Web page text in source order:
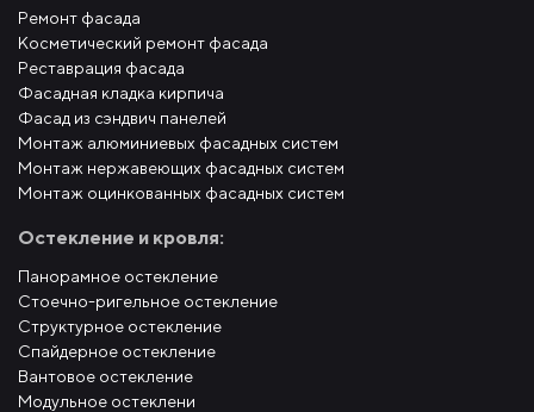
Ремонт фасада
Косметический ремонт фасада
Реставрация фасада
Фасадная кладка кирпича
Фасад из сэндвич панелей
Монтаж алюминиевых фасадных систем
Монтаж нержавеющих фасадных систем
Монтаж оцинкованных фасадных систем
Остекление и кровля:
Панорамное остекление
Стоечно-ригельное остекление
Структурное остекление
Спайдерное остекление
Вантовое остекление
Модульное остеклени